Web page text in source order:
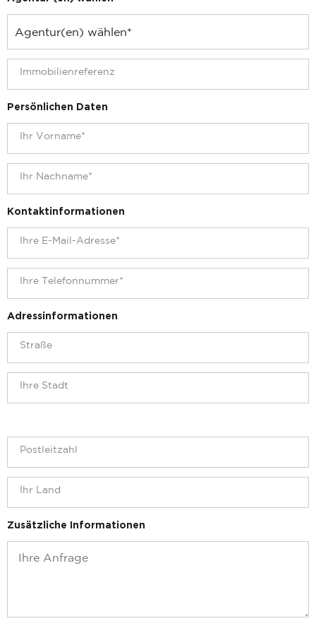
Persönlichen Daten
Kontaktinformationen
Adressinformationen
Zusätzliche Informationen